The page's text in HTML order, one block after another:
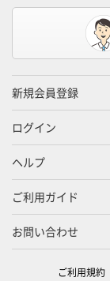
新規会員登録
ログイン
ヘルプ
ご利用ガイド
お問い合わせ
ご利用規約